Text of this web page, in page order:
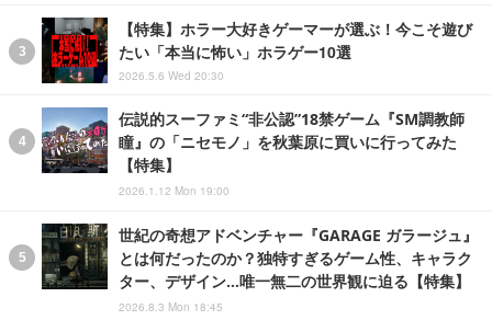
【特集】ホラー大好きゲーマーが選ぶ！今こそ遊び
たい「本当に怖い」ホラゲー10選
2026.5.6 Wed 20:30
伝説的スーファミ“非公認”18禁ゲーム『SM調教師
瞳』の「ニセモノ」を秋葉原に買いに行ってみた
【特集】
2026.1.12 Mon 19:00
世紀の奇想アドベンチャー『GARAGE ガラージュ』
とは何だったのか？独特すぎるゲーム性、キャラク
ター、デザイン…唯一無二の世界観に迫る【特集】
2026.8.3 Mon 18:45